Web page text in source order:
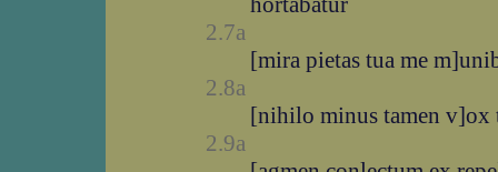
2.7a
[mira pietas tua me
2.8a
[nihilo minus tamen v]ox
2.9a